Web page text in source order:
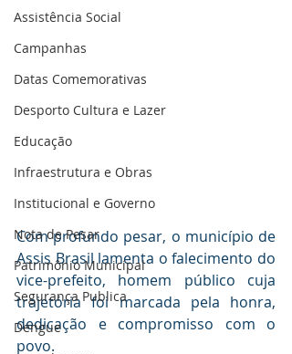
Assistência Social
Campanhas
Datas Comemorativas
Desporto Cultura e Lazer
Educação
Infraestrutura e Obras
Institucional e Governo
Nota de Pesar
Patrimônio Municipal
Segurança Publica
Dengue
Com profundo pesar, o município de
Assis Brasil lamenta o falecimento do
vice-prefeito, homem público cuja
trajetória foi marcada pela honra,
dedicação e compromisso com o
povo.